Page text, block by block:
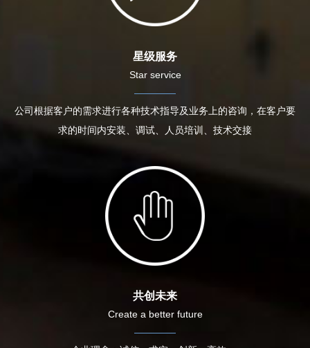
星级服务
Star service
公司根据客户的需求进行各种技术指导及业务上的咨询，在客户要
求的时间内安装、调试、人员培训、技术交接
共创未来
Create a better future